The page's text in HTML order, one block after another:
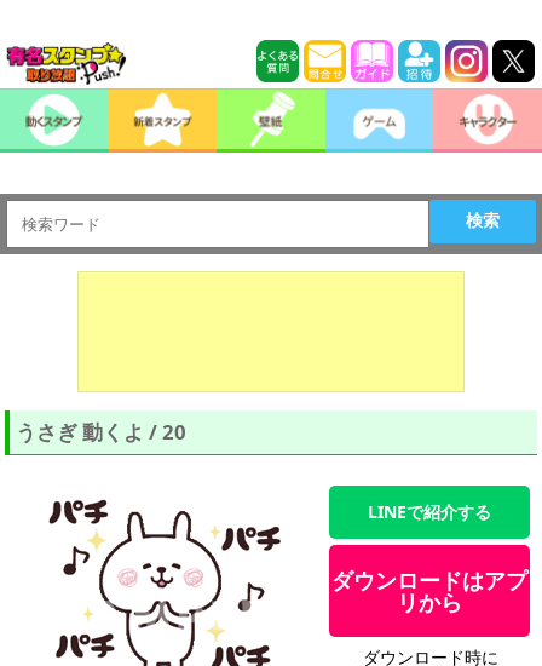
検索
うさぎ 動くよ / 20
LINEで紹介する
ダウンロードはアプ
リから
ダウンロード時に